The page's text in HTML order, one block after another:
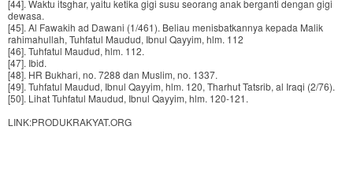
[44]. Waktu itsghar, yaitu ketika gigi susu seorang anak berganti dengan gigi
dewasa.
[45]. Al Fawakih ad Dawani (1/461). Beliau menisbatkannya kepada Malik
rahimahullah, Tuhfatul Maudud, Ibnul Qayyim, hlm. 112
[46]. Tuhfatul Maudud, hlm. 112.
[47]. Ibid.
[48]. HR Bukhari, no. 7288 dan Muslim, no. 1337.
[49]. Tuhfatul Maudud, Ibnul Qayyim, hlm. 120, Tharhut Tatsrib, al Iraqi (2/76).
[50]. Lihat Tuhfatul Maudud, Ibnul Qayyim, hlm. 120-121.
LINK:PRODUKRAKYAT.ORG